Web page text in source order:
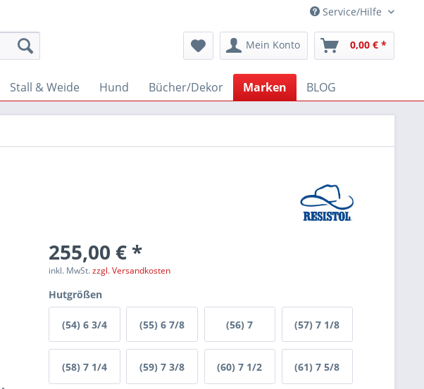
Service/Hilfe
Mein Konto 0,00 € *
Stall & Weide Hund Bücher/Dekor Marken BLOG
255,00 € *
inkl. MwSt.zzgl. Versandkosten
Hutgrößen
(54) 6 3/4 (55) 6 7/8 (56) 7 (57) 7 1/8
(58) 7 1/4 (59) 7 3/8 (60) 7 1/2 (61) 7 5/8